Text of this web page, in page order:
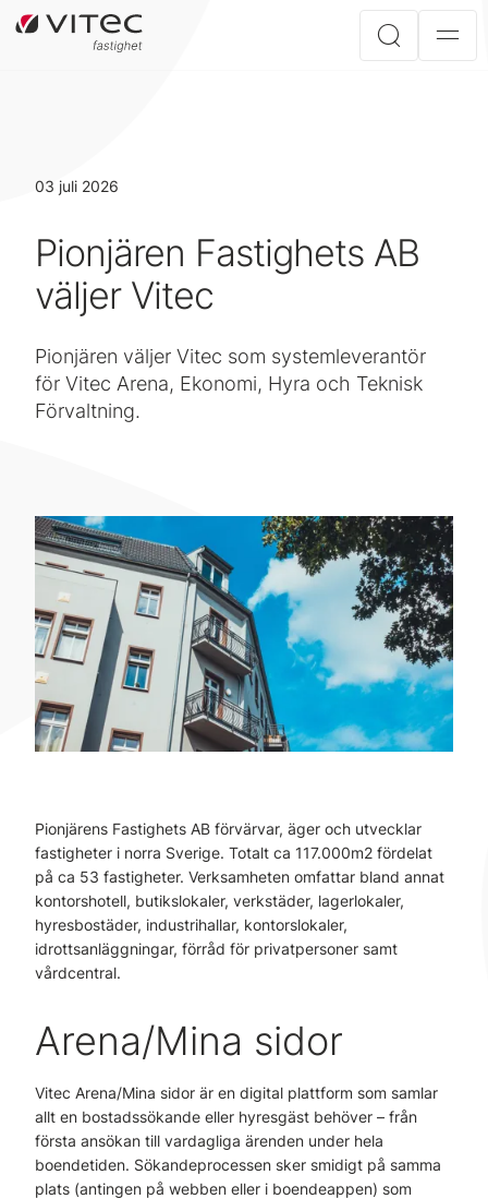
03 juli 2026
Pionjären Fastighets AB
väljer Vitec
Pionjären väljer Vitec som systemleverantör
för Vitec Arena, Ekonomi, Hyra och Teknisk
Förvaltning.
Pionjärens Fastighets AB förvärvar, äger och utvecklar
fastigheter i norra Sverige. Totalt ca 117.000m2 fördelat
på ca 53 fastigheter. Verksamheten omfattar bland annat
kontorshotell, butikslokaler, verkstäder, lagerlokaler,
hyresbostäder, industrihallar, kontorslokaler,
idrottsanläggningar, förråd för privatpersoner samt
vårdcentral.
Arena/Mina sidor
Vitec Arena/Mina sidor är en digital plattform som samlar
allt en bostadssökande eller hyresgäst behöver – från
första ansökan till vardagliga ärenden under hela
boendetiden. Sökandeprocessen sker smidigt på samma
plats (antingen på webben eller i boendeappen) som